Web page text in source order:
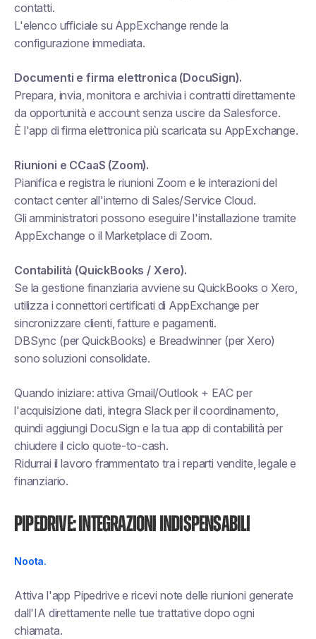
contatti.
L'elenco ufficiale su AppExchange rende la
configurazione immediata.
Documenti e firma elettronica (DocuSign).
Prepara, invia, monitora e archivia i contratti direttamente
da opportunità e account senza uscire da Salesforce.
È l'app di firma elettronica più scaricata su AppExchange.
Riunioni e CCaaS (Zoom).
Pianifica e registra le riunioni Zoom e le interazioni del
contact center all'interno di Sales/Service Cloud.
Gli amministratori possono eseguire l'installazione tramite
AppExchange o il Marketplace di Zoom.
Contabilità (QuickBooks / Xero).
Se la gestione finanziaria avviene su QuickBooks o Xero,
utilizza i connettori certificati di AppExchange per
sincronizzare clienti, fatture e pagamenti.
DBSync (per QuickBooks) e Breadwinner (per Xero)
sono soluzioni consolidate.
Quando iniziare: attiva Gmail/Outlook + EAC per
l'acquisizione dati, integra Slack per il coordinamento,
quindi aggiungi DocuSign e la tua app di contabilità per
chiudere il ciclo quote-to-cash.
Ridurrai il lavoro frammentato tra i reparti vendite, legale e
finanziario.
Pipedrive: integrazioni indispensabili
Noota.
Attiva l'app Pipedrive e ricevi note delle riunioni generate
dall'IA direttamente nelle tue trattative dopo ogni
chiamata.